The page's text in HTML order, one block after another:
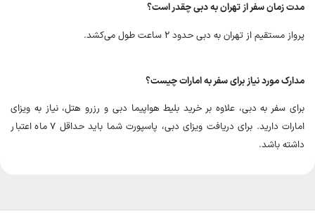
مدت زمان سفر از تهران به دبی چقدر است؟
پرواز مستقیم از تهران به دبی حدود ۲ ساعت طول می‌کشد.
مدارک مورد نیاز برای سفر به امارات چیست؟
برای سفر به دبی، علاوه بر خرید بلیط هواپیما دبی و رزرو هتل، نیاز به ویزای
امارات دارید. برای دریافت ویزای دبی، پاسپورت شما باید حداقل ۷ ماه اعتبار
داشته باشد.